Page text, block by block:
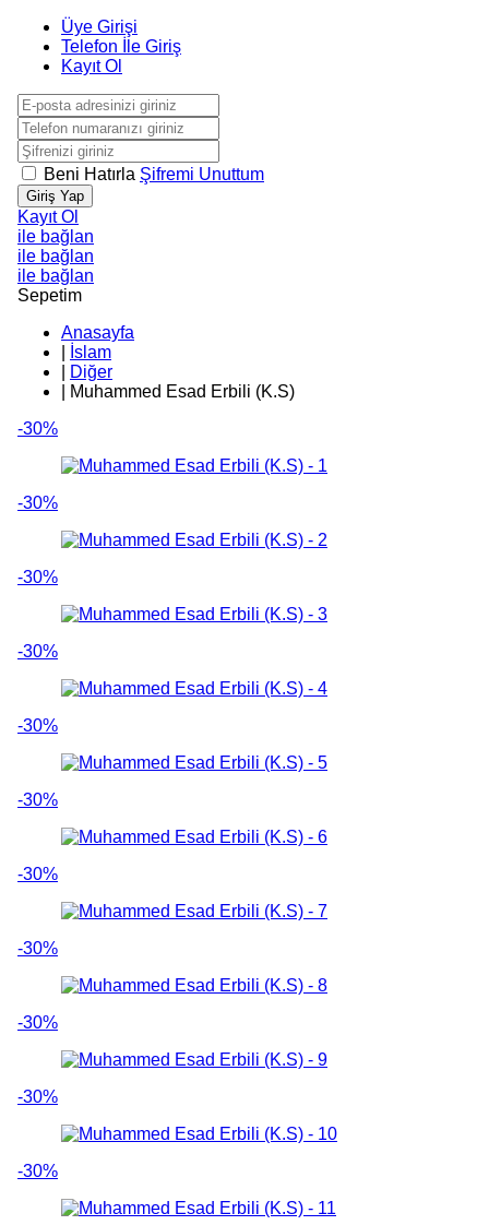
Üye Girişi
Telefon İle Giriş
Kayıt Ol
Beni Hatırla Şifremi Unuttum
Giriş Yap
Kayıt Ol
ile bağlan
ile bağlan
ile bağlan
Sepetim
Anasayfa
İslam
Diğer
Muhammed Esad Erbili (K.S)
-30%
-30%
-30%
-30%
-30%
-30%
-30%
-30%
-30%
-30%
-30%